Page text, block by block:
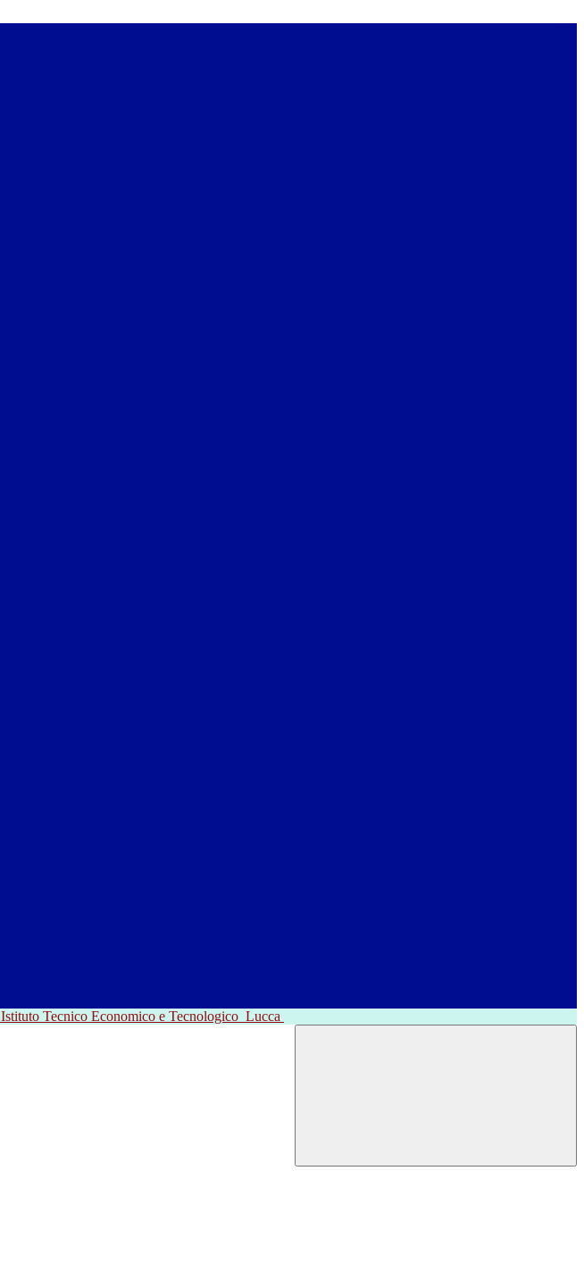
Istituto Tecnico Economico e Tecnologico Lucca